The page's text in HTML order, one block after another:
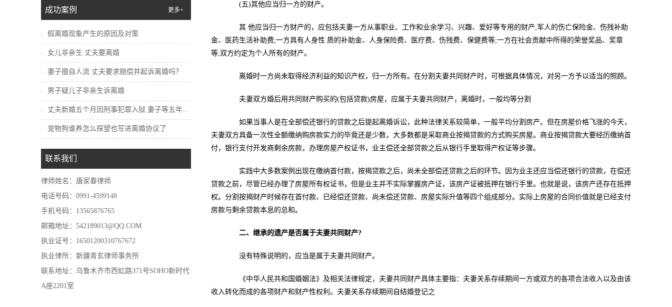
成功案例 更多+
假离婚现象产生的原因及对策
女儿非亲生 丈夫要离婚
妻子擅自人流 丈夫要求赔偿并起诉离婚吗？
男子疑儿子非亲生诉离婚
丈夫新婚五个月因刑事犯罪入狱 妻子等五年...
宠物狗谁养怎么探望也写进离婚协议了
联系我们
律师姓名：唐家春律师
电话号码：0991-4599148
手机号码：13565876765
邮箱地址：542189013@QQ.COM
执业证号：16501200310767672
执业律所：新疆青玄律师事务所
联系地址：乌鲁木齐市西虹路371号SOHO新时代
A座2201室
(五)其他应当归一方的财产。
其 他应当归一方财产的，应包括夫妻一方从事职业、工作和业余学习、兴趣、爱好等专用的财产;军人的伤亡保险金、伤残补助
金、医药生活补助费;一方具有人身性 质的补助金、人身保险费、医疗费、伤残费、保健费等;一方在社会贡献中所得的荣誉奖品、奖章
等;双方约定为个人所有的财产。
离婚时一方尚未取得经济利益的知识产权，归一方所有。在分割夫妻共同财产时，可根据具体情况，对另一方予以适当的照顾。
夫妻双方婚后用共同财产购买的(包括贷款)房屋，应属于夫妻共同财产，离婚时，一般均等分割
如果当事人是在全部偿还银行的贷款之后提起离婚诉讼，此种法律关系较简单，一般平均分割房产。但在房屋价格飞涨的今天，
夫妻双方具备一次性全额缴纳购房款实力的毕竟还是少数，大多数都是采取商业按揭贷款的方式购买房屋。商业按揭贷款大要经历缴纳首
付，银行支付开发商剩余房款，办理房屋产权证书，业主偿还全部贷款之后从银行手里取得产权证等步骤。
实践中大多数案例出现在缴纳首付款，按揭贷款之后，尚未全部偿还贷款之后的环节。因为业主还应当偿还银行的贷款，在偿还
贷款之前，尽管已经办理了房屋所有权证书，但是业主并不实际掌握房产证，该房产证被抵押在银行手里。也就是说，该房产还存在抵押
权。分割按揭财产时候存在首付款、已经偿还贷款、尚未偿还贷款、房屋实际升值等四个组成部分。实际上房屋的合同价值就是已经支付
房款与剩余贷款本息的总和。
二、继承的遗产是否属于夫妻共同财产?
没有特殊说明的，应当是属于夫妻共同财产。
《中华人民共和国婚姻法》及相关法律规定，夫妻共同财产具体主要指：夫妻关系存续期间一方或双方的各项合法收入以及由该
收入转化而成的各项财产和财产性权利。夫妻关系存续期间自结婚登记之